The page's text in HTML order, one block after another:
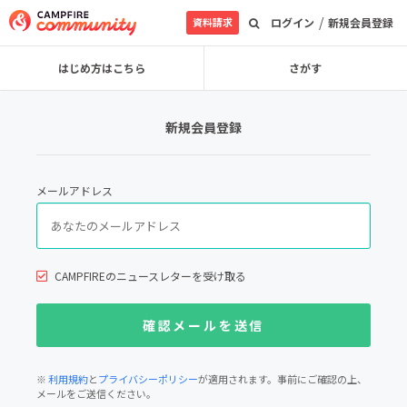
ログイン / 新規会員登録
資料請求
はじめ方はこちら さがす
新規会員登録
メールアドレス
CAMPFIREのニュースレターを受け取る
※利用規約とプライバシーポリシーが適用されます。事前にご確認の上、
メールをご送信ください。